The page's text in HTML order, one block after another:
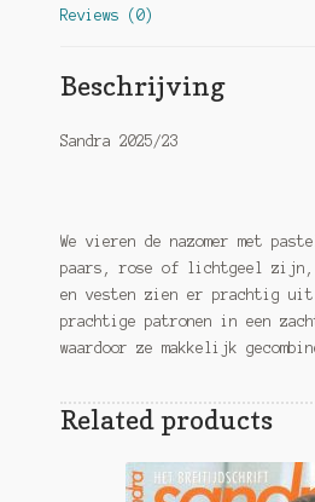
Reviews (0)
Beschrijving
Sandra 2025/23
We vieren de nazomer met
paars, rose of lichtgeel zijn,
en vesten zien er prachtig
prachtige patronen in een
waardoor ze makkelijk
Related products